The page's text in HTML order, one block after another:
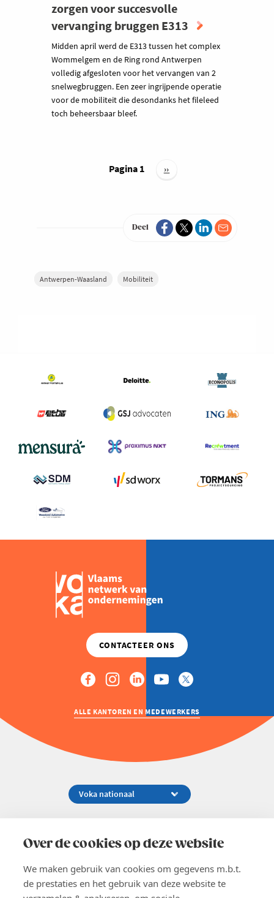
Over de cookies op deze website
We maken gebruik van cookies om gegevens m.b.t.
de prestaties en het gebruik van deze website te
zorgen voor succesvolle
vervanging bruggen E313
Midden april werd de E313 tussen het complex
Wommelgem en de Ring rond Antwerpen
volledig afgesloten voor het vervangen van 2
snelwegbruggen. Een zeer ingrijpende operatie
voor de mobiliteit die desondanks het fileleed
toch beheersbaar bleef.
Pagina 1
Volgende
››
Deel
Antwerpen-Waasland Mobiliteit
ALLE KANTOREN EN MEDEWERKERS
02 229 81 11